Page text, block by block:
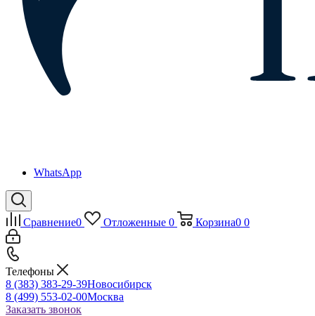
WhatsApp
Сравнение0 Отложенные 0 Корзина0 0
Телефоны
8 (383) 383-29-39Новосибирск
8 (499) 553-02-00Москва
Заказать звонок